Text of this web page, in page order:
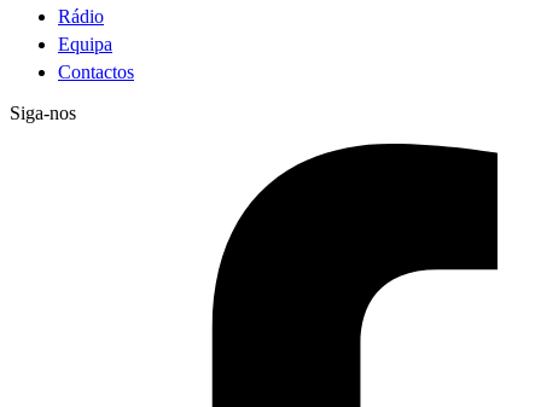
Rádio
Equipa
Contactos
Siga-nos